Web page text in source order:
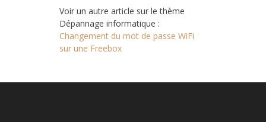
Voir un autre article sur le thème
Dépannage informatique :
Changement du mot de passe WiFi
sur une Freebox